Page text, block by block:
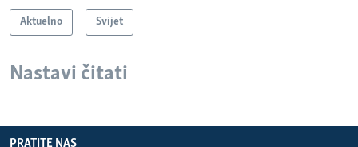
Aktuelno Svijet
Nastavi čitati
PRATITE NAS